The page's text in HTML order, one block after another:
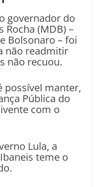
governador do
Rocha (MDB) –
Bolsonaro – foi
não readmitir
não recuou.
possível manter,
Pública do
com o
Lula, a
teme o